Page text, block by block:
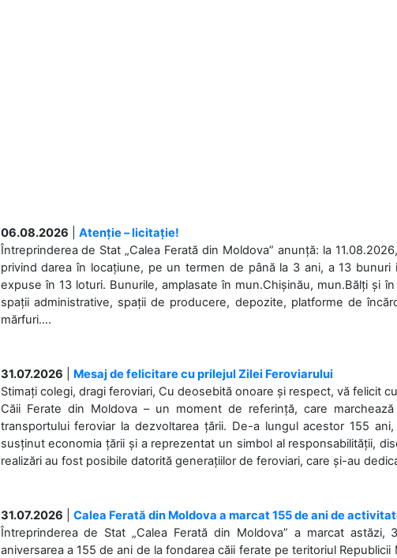
06.08.2026
Atenție – licitație!
Întreprinderea de Stat „Calea Ferată din Moldova” anunță: la
privind darea în locațiune, pe un termen de până la 3 ani, a 13
expuse în 13 loturi. Bunurile, amplasate în mun.Chișinău, mun.Bălți și
spații administrative, spații de producere, depozite, platforme de
mărfuri....
31.07.2026
Mesaj de felicitare cu prilejul Zilei Feroviarului
Stimați colegi, dragi feroviari, Cu deosebită onoare și respect, vă felicit
Căii Ferate din Moldova – un moment de referință, care
transportului feroviar la dezvoltarea țării. De-a lungul acestor 155
susținut economia țării și a reprezentat un simbol al responsabilității,
realizări au fost posibile datorită generațiilor de feroviari, care și-au
31.07.2026
Calea Ferată din Moldova a marcat 155 de ani de
Întreprinderea de Stat „Calea Ferată din Moldova” a marcat
aniversarea a 155 de ani de la fondarea căii ferate pe teritoriul